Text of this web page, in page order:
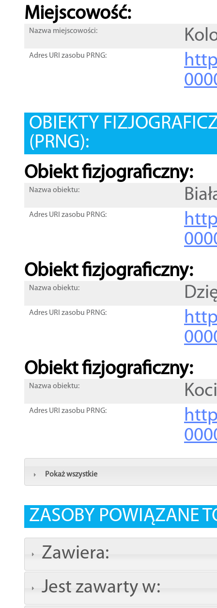
Miejscowość:
Nazwa miejscowości:
Adres URI zasobu PRNG:
OBIEKTY
(PRNG):
Obiekt fizjograficzny:
Nazwa obiektu:
Adres URI zasobu PRNG:
Obiekt fizjograficzny:
Nazwa obiektu:
Adres URI zasobu PRNG:
Obiekt fizjograficzny:
Nazwa obiektu:
Adres URI zasobu PRNG:
Pokaż wszystkie
ZASOBY POWIĄZANE
Zawiera:
Jest zawarty w: